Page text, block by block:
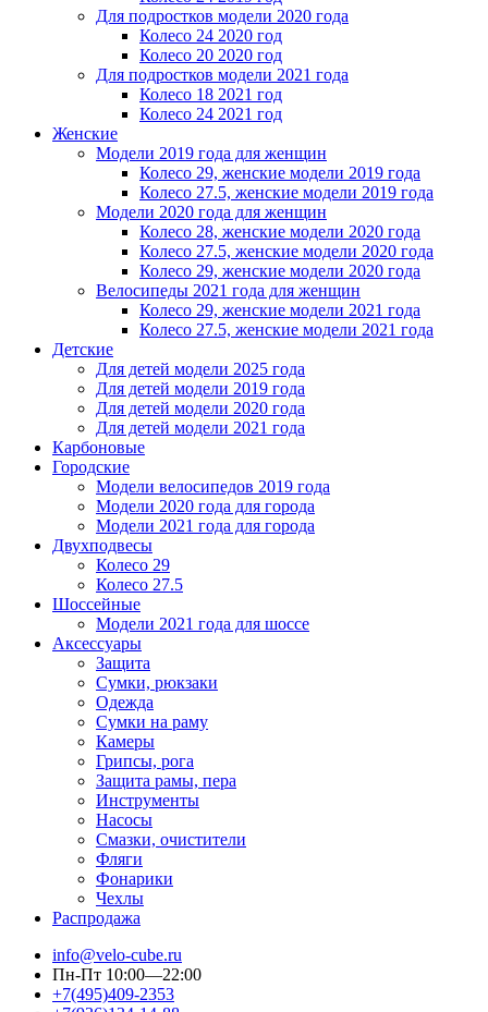
Для подростков модели 2020 года
Колесо 24 2020 год
Колесо 20 2020 год
Для подростков модели 2021 года
Колесо 18 2021 год
Колесо 24 2021 год
Женскиe
Модели 2019 года для женщин
Колесо 29, женские модели 2019 года
Колесо 27.5, женские модели 2019 года
Модели 2020 года для женщин
Колесо 28, женские модели 2020 года
Колесо 27.5, женские модели 2020 года
Колесо 29, женские модели 2020 года
Велосипеды 2021 года для женщин
Колесо 29, женские модели 2021 года
Колесо 27.5, женские модели 2021 года
Детские
Для детей модели 2025 года
Для детей модели 2019 года
Для детей модели 2020 года
Для детей модели 2021 года
Карбоновые
Городские
Модели велосипедов 2019 года
Модели 2020 года для города
Модели 2021 года для города
Двухподвесы
Колесо 29
Колесо 27.5
Шоссейные
Модели 2021 года для шоссе
Аксессуары
Защита
Сумки, рюкзаки
Одежда
Сумки на раму
Камеры
Грипсы, рога
Защита рамы, пера
Инструменты
Насосы
Смазки, очистители
Фляги
Фонарики
Чехлы
Распродажа
info@velo-cube.ru
Пн-Пт 10:00—22:00
+7(495)409-2353